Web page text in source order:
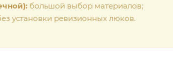
большой выбор материалов;
установки ревизионных люков.